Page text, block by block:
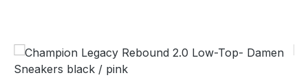
Bildergalerie überspringen